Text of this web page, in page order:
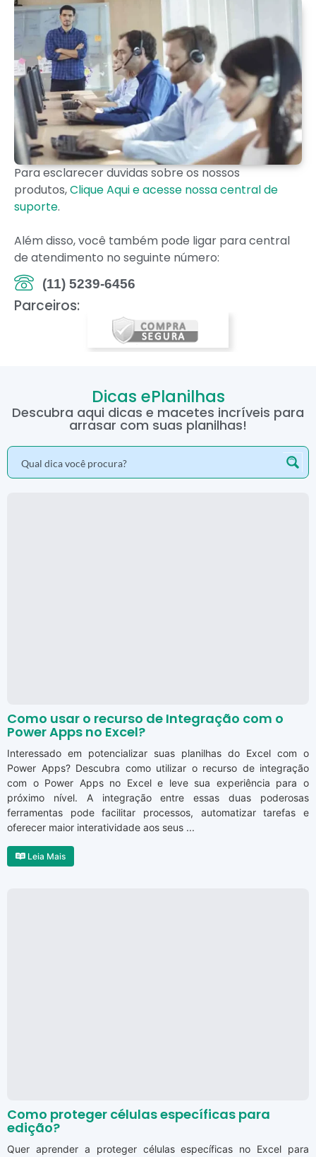
Para esclarecer duvidas sobre os nossos
produtos,Clique Aqui e acesse nossa central de
suporte.
Além disso, você também pode ligar para central
de atendimento no seguinte número:
(11) 5239-6456
Parceiros:
Dicas ePlanilhas
Descubra aqui dicas e macetes incríveis para
arrasar com suas planilhas!
Como usar o recurso de Integração com o
Power Apps no Excel?
Interessado em potencializar suas planilhas do Excel com o
Power Apps? Descubra como utilizar o recurso de integração
com o Power Apps no Excel e leve sua experiência para o
próximo nível. A integração entre essas duas poderosas
ferramentas pode facilitar processos, automatizar tarefas e
oferecer maior interatividade aos seus ...
Leia Mais
Como proteger células específicas para
edição?
Quer aprender a proteger células específicas no Excel para